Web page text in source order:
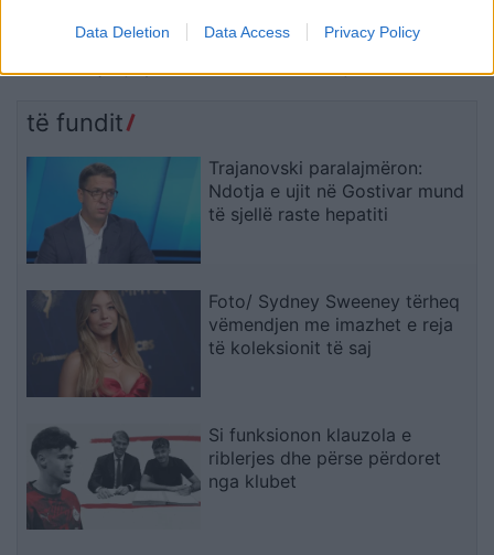
Data Deletion Data Access Privacy Policy
automjetesh në aksin
Kurti kundërshton
kërkesat e LDK-së: Asnjë
të fundit
Trajanovski paralajmëron:
Ndotja e ujit në Gostivar mund
të sjellë raste hepatiti
Foto/ Sydney Sweeney tërheq
vëmendjen me imazhet e reja
të koleksionit të saj
Si funksionon klauzola e
riblerjes dhe përse përdoret
nga klubet